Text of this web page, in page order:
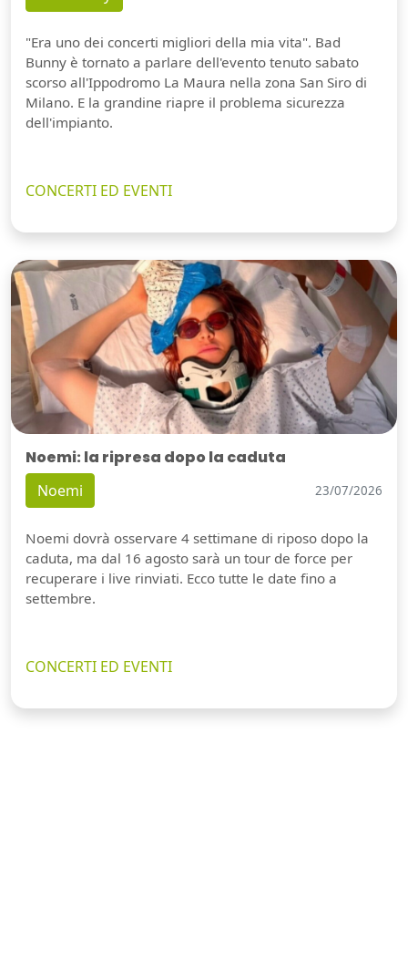
"Era uno dei concerti migliori della mia vita". Bad
Bunny è tornato a parlare dell'evento tenuto sabato
scorso all'Ippodromo La Maura nella zona San Siro di
Milano. E la grandine riapre il problema sicurezza
dell'impianto.
CONCERTI ED EVENTI
Noemi: la ripresa dopo la caduta
Noemi 23/07/2026
Noemi dovrà osservare 4 settimane di riposo dopo la
caduta, ma dal 16 agosto sarà un tour de force per
recuperare i live rinviati. Ecco tutte le date fino a
settembre.
CONCERTI ED EVENTI